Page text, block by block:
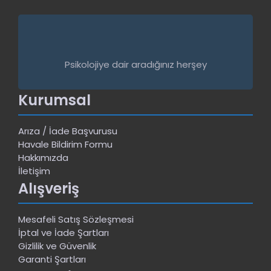
Psikolojiye dair aradığınız herşey
Kurumsal
Arıza / İade Başvurusu
Havale Bildirim Formu
Hakkımızda
İletişim
Alışveriş
Mesafeli Satış Sözleşmesi
İptal ve İade Şartları
Gizlilik ve Güvenlik
Garanti Şartları